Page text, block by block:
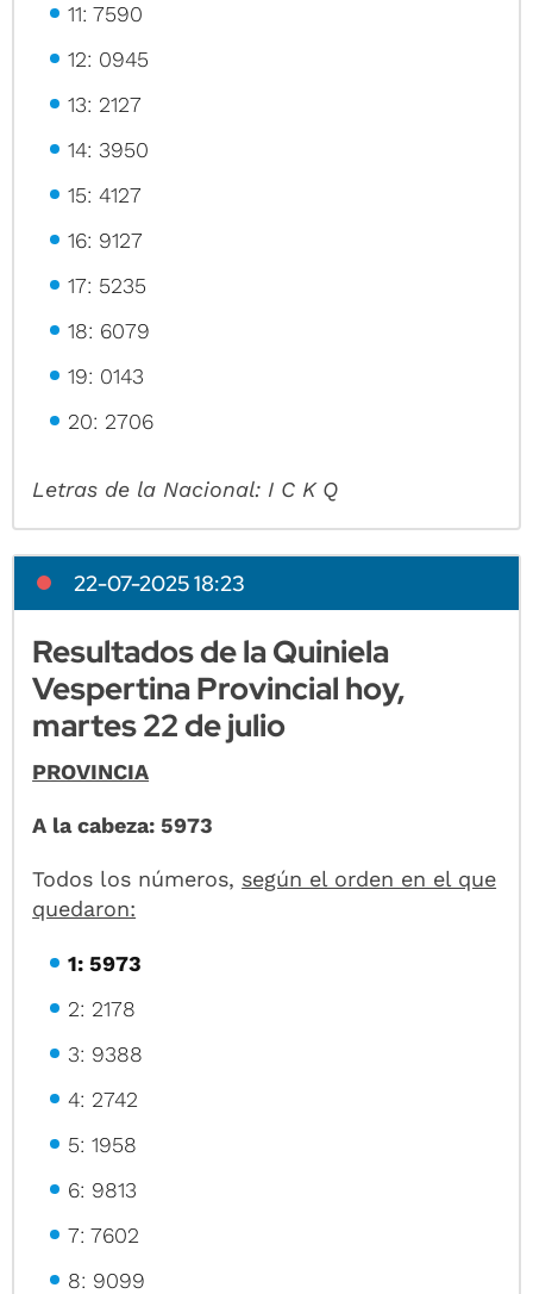
11: 7590
12: 0945
13: 2127
14: 3950
15: 4127
16: 9127
17: 5235
18: 6079
19: 0143
20: 2706
Letras de la Nacional: I C K Q
22-07-2025 18:23
Resultados de la Quiniela
Vespertina Provincial hoy,
martes 22 de julio
PROVINCIA
A la cabeza: 5973
Todos los números, según el orden en el que
quedaron:
1: 5973
2: 2178
3: 9388
4: 2742
5: 1958
6: 9813
7: 7602
8: 9099